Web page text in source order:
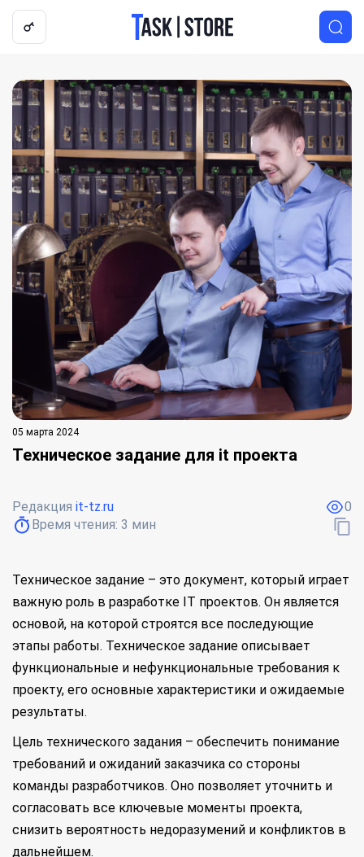
Логотип
05 марта 2024
Техническое задание для it проекта
Редакция it-tz.ru
Время чтения: 3 мин
0
Техническое задание – это документ, который играет
важную роль в разработке IT проектов. Он является
основой, на которой строятся все последующие
этапы работы. Техническое задание описывает
функциональные и нефункциональные требования к
проекту, его основные характеристики и ожидаемые
результаты.
Цель технического задания – обеспечить понимание
требований и ожиданий заказчика со стороны
команды разработчиков. Оно позволяет уточнить и
согласовать все ключевые моменты проекта,
снизить вероятность недоразумений и конфликтов в
дальнейшем.